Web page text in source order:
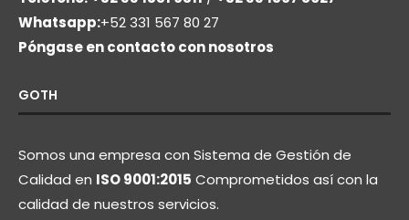
Whatsapp:+52 331 567 80 27
Póngase en contacto con nosotros
GOTH
Somos una empresa con Sistema de Gestión de
Calidad en ISO 9001:2015 Comprometidos así con la
calidad de nuestros servicios.